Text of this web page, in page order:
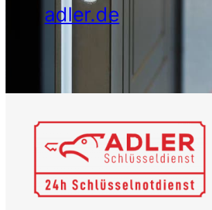
adler.de